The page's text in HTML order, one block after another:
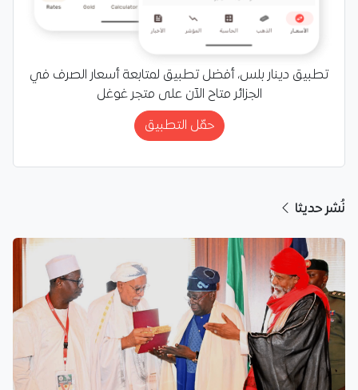
تطبيق دينار بلس، أفضل تطبيق لمتابعة أسعار الصرف في
الجزائر متاح الآن على متجر غوغل
حمّل التطبيق
نُشر حديثا